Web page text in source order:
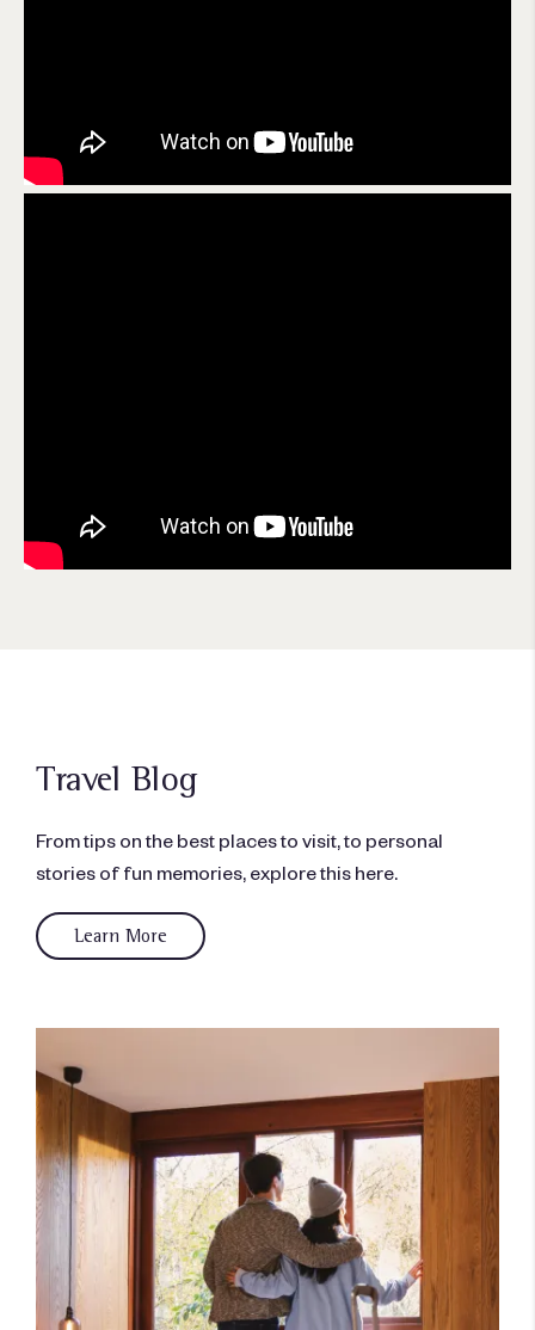
Travel Blog
From tips on the best places to visit, to personal
stories of fun memories, explore this here.
Learn More